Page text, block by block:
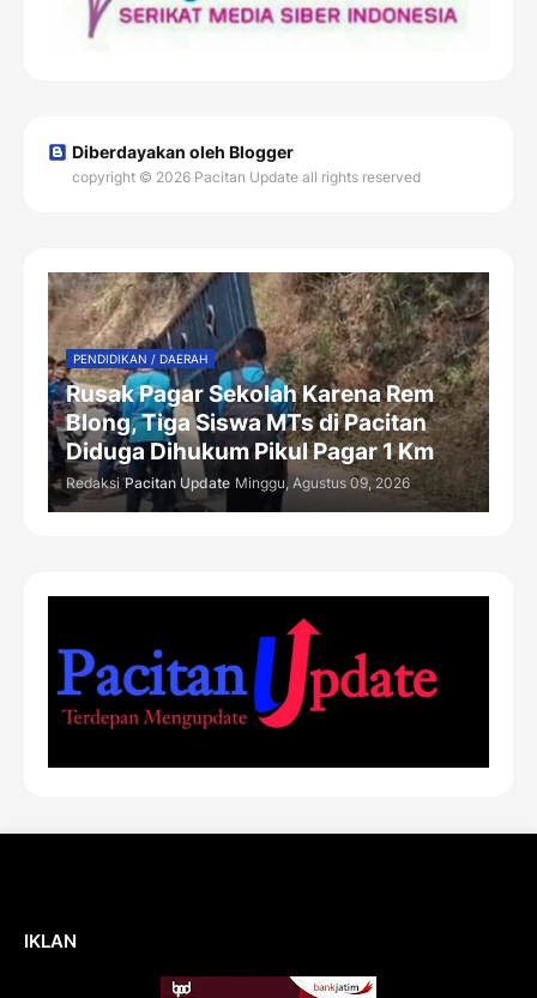
Diberdayakan oleh Blogger
copyright © 2026 Pacitan Update all rights reserved
PENDIDIKAN / DAERAH
Rusak Pagar Sekolah Karena Rem
Blong, Tiga Siswa MTs di Pacitan
Diduga Dihukum Pikul Pagar 1 Km
Redaksi Pacitan Update Minggu, Agustus 09, 2026
IKLAN